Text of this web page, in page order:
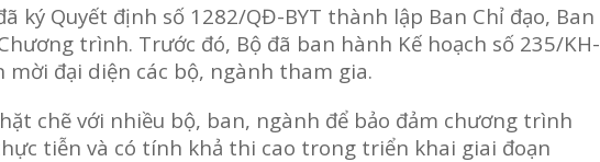
ký Quyết định số 1282/QĐ-BYT thành lập Ban Chỉ đạo, Ban
trình. Trước đó, Bộ đã ban hành Kế hoạch số 235/KH-
mời đại diện các bộ, ngành tham gia.
chẽ với nhiều bộ, ban, ngành để bảo đảm chương trình
tiễn và có tính khả thi cao trong triển khai giai đoạn